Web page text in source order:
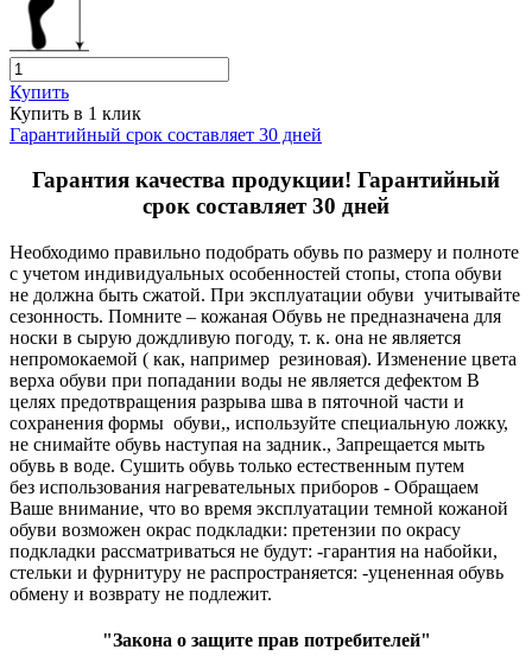
Купить
Купить в 1 клик
Гарантийный срок составляет 30 дней
Гарантия качества продукции! Гарантийный
срок составляет 30 дней
Необходимо правильно подобрать обувь по размеру и полноте
с учетом индивидуальных особенностей стопы, стопа обуви
не должна быть сжатой. При эксплуатации обуви учитывайте
сезонность. Помните – кожаная Обувь не предназначена для
носки в сырую дождливую погоду, т. к. она не является
непромокаемой ( как, например резиновая). Изменение цвета
верха обуви при попадании воды не является дефектом В
целях предотвращения разрыва шва в пяточной части и
сохранения формы обуви,, используйте специальную ложку,
не снимайте обувь наступая на задник., Запрещается мыть
обувь в воде. Сушить обувь только естественным путем
без использования нагревательных приборов - Обращаем
Ваше внимание, что во время эксплуатации темной кожаной
обуви возможен окрас подкладки: претензии по окрасу
подкладки рассматриваться не будут: -гарантия на набойки,
стельки и фурнитуру не распространяется: -уцененная обувь
обмену и возврату не подлежит.
"Закона о защите прав потребителей"